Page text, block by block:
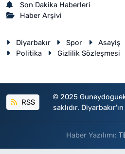
Son Dakika Haberleri
Haber Arşivi
Diyarbakır Spor Asayiş
Politika
Gizlilik Sözleşmesi
RSS
© 2025
saklıdır.
Haber Yazılımı: